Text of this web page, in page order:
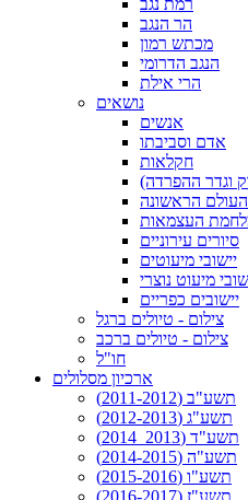
רמת נגב
הר הנגב
מכתש רמון
הנגב הדרומי
הרי אילת
נושאים
אנשים
אדם וסביבתו
חקלאות
וגדר ההפרדה)
הראשונה
העצמאות
סיורים עירוניים
יישובי מיעוטים
מיעוט נוצרי
יישובים כפריים
צילום - טיולים ברגל
צילום - טיולים ברכב
חו"ל
ארכיון מסלולים
תשע"ב (2011-2012)
תשע"ג (2012-2013)
תשע"ד (2013_2014)
תשע"ה (2014-2015)
תשע"ו (2015-2016)
תשע"ז (2016-2017)